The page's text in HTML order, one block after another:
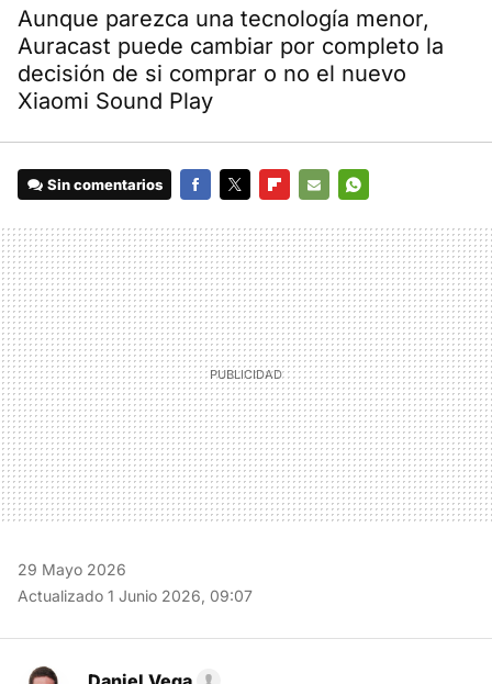
Aunque parezca una tecnología menor,
Auracast puede cambiar por completo la
decisión de si comprar o no el nuevo
Xiaomi Sound Play
Sin comentarios
MAIL
29 Mayo 2026
Actualizado 1 Junio 2026, 09:07